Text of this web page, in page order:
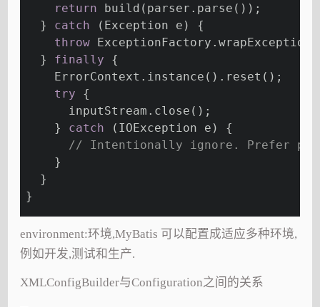
return build(parser.parse());
  }
catch (Exception e) {
throw ExceptionFactory.wrapException(
  }
finally {
    ErrorContext.instance().reset();
try {
      inputStream.close();
    }
catch (IOException e) {
// Intentionally ignore. Prefer
    }
  }
}
environment:环境,MyBatis 可以配置成适应多种环境,
例如开发,测试和生产.
XMLConfigBuilder与Configuration之间的关系